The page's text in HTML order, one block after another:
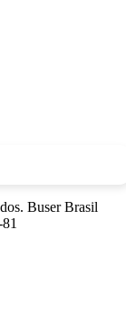
Buser Brasil